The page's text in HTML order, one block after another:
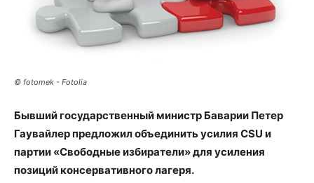
© fotomek - Fotolia
Бывший государственный министр Баварии Петер
Гаувайлер предложил объединить усилия CSU и
партии «Свободные избиратели» для усиления
позиций консервативного лагеря.